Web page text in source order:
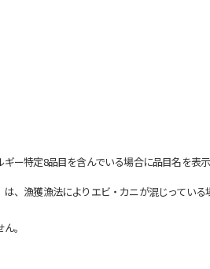
ー特定8品目を含んでいる場合に品目名を表示
漁獲漁法によりエビ・カニが混じってい
。